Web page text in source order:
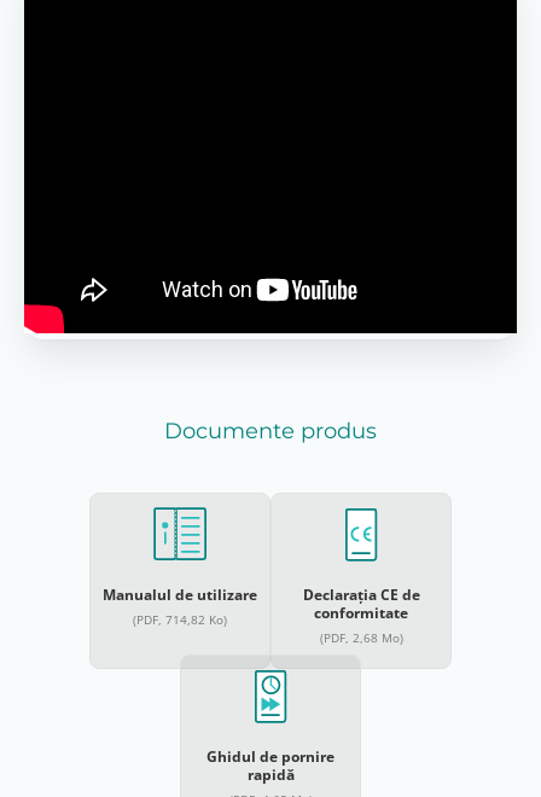
Documente produs
Manualul de utilizare
(PDF, 714,82 Ko)
Declarația CE de
conformitate
(PDF, 2,68 Mo)
Ghidul de pornire
rapidă